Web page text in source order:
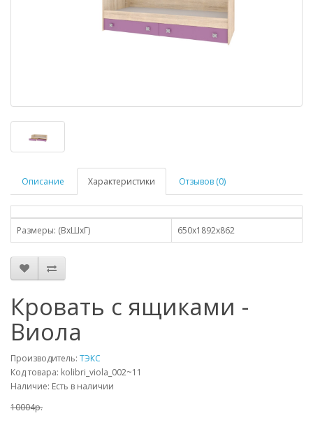
Описание Характеристики Отзывов (0)
Размеры: (ВхШхГ) 650х1892х862
Кровать с ящиками -
Виола
Производитель: ТЭКС
Код товара: kolibri_viola_002~11
Наличие: Есть в наличии
10004p.